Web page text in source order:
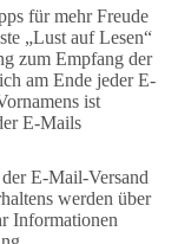
für mehr Freude
„Lust auf Lesen“
zum Empfang der
am Ende jeder E-
ist
E-Mails
E-Mail-Versand
werden über
Informationen